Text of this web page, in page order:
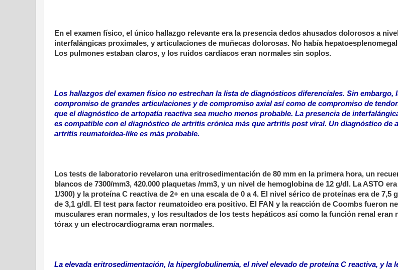
En el examen físico, el único hallazgo relevante era la presencia dedos ahusados dolorosos a
interfalángicas proximales, y articulaciones de muñecas dolorosas. No había
Los pulmones estaban claros, y los ruidos cardíacos eran normales sin soplos.
Los hallazgos del examen físico no estrechan la lista de diagnósticos diferenciales. Sin embargo,
compromiso de grandes articulaciones y de compromiso axial así como de compromiso de
que el diagnóstico de artopatía reactiva sea mucho menos probable. La presencia de
es compatible con el diagnóstico de artritis crónica más que artritis post viral. Un diagnóstico de
artritis reumatoidea-like es más probable.
Los tests de laboratorio revelaron una eritrosedimentación de 80 mm en la primera hora, un
blancos de 7300/mm3, 420.000 plaquetas /mm3, y un nivel de hemoglobina de 12 g/dl. La ASTO
1/300) y la proteína C reactiva de 2+ en una escala de 0 a 4. El nivel sérico de proteínas era de 7,5
de 3,1 g/dl. El test para factor reumatoideo era positivo. El FAN y la reacción de Coombs fueron
musculares eran normales, y los resultados de los tests hepáticos así como la función renal eran
tórax y un electrocardiograma eran normales.
La elevada eritrosedimentación, la hiperglobulinemia, el nivel elevado de proteína C reactiva, y la